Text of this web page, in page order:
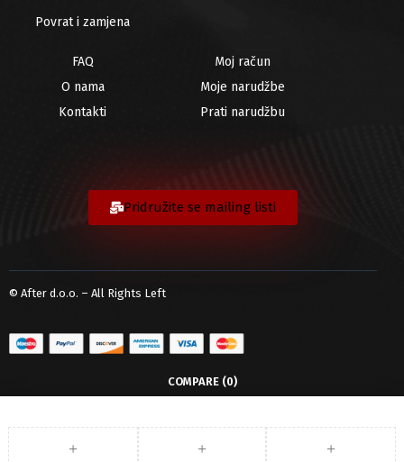
Povrat i zamjena
FAQ
O nama
Kontakti
Moj račun
Moje narudžbe
Prati narudžbu
Pridružite se mailing listi
© After d.o.o. – All Rights Left
COMPARE (0)